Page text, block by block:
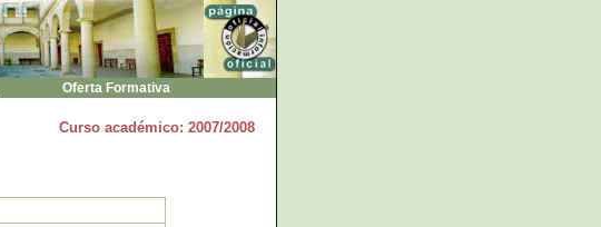
Oferta Formativa
Curso académico: 2007/2008